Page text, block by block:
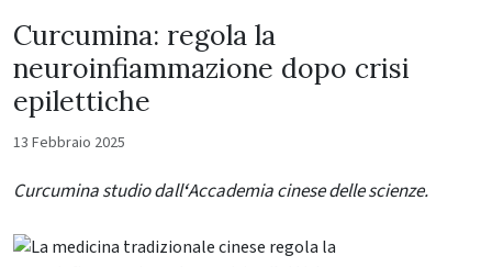
Curcumina: regola la
neuroinfiammazione dopo crisi
epilettiche
13 Febbraio 2025
Curcumina studio dall‘Accademia cinese delle scienze.